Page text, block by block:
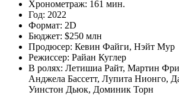
Хронометраж: 161 мин.
Год: 2022
Формат: 2D
Бюджет: $250 млн
Продюсер: Кевин Файги, Нэйт Мур
Режиссер: Райан Куглер
В ролях: Летишиа Райт, Мартин
Анджела Бассетт, Лупита Нионго,
Уинстон Дьюк, Доминик Торн